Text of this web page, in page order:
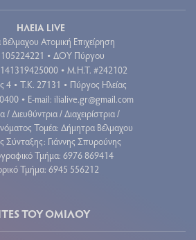
ΗΛΕΙΑ LIVE
Ατομική Επιχείρηση
• ΔΟΥ Πύργου
• Μ.Η.Τ. #242102
4 • Τ.Κ. 27131 • Πύργος Ηλείας
• E-mail: ilialive.gr@gmail.com
/ Διευθύντρια / Διαχειρίστρια /
Τομέα: Δήμητρα Βέλμαχου
Σύνταξης: Γιάννης Σπυρούνης
Τμήμα: 6976 869414
Τμήμα: 6945 556212
ΤΟΥ ΟΜΙΛΟΥ